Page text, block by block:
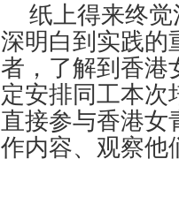
纸上得来终觉
深明白到实践的
者，了解到香港
定安排同工本次
直接参与香港女
作内容、观察他